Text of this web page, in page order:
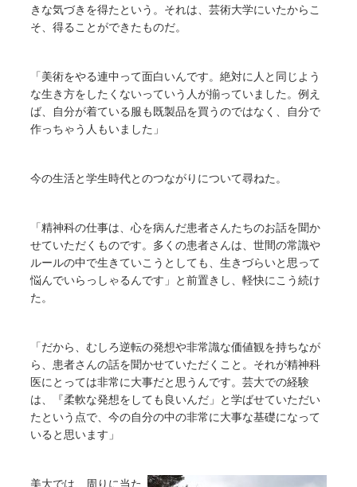
きな気づきを得たという。それは、芸術大学にいたからこ
そ、得ることができたものだ。
「美術をやる連中って面白いんです。絶対に人と同じよう
な生き方をしたくないっていう人が揃っていました。例え
ば、自分が着ている服も既製品を買うのではなく、自分で
作っちゃう人もいました」
今の生活と学生時代とのつながりについて尋ねた。
「精神科の仕事は、心を病んだ患者さんたちのお話を聞か
せていただくものです。多くの患者さんは、世間の常識や
ルールの中で生きていこうとしても、生きづらいと思って
悩んでいらっしゃるんです」と前置きし、軽快にこう続け
た。
「だから、むしろ逆転の発想や非常識な価値観を持ちなが
ら、患者さんの話を聞かせていただくこと。それが精神科
医にとっては非常に大事だと思うんです。芸大での経験
は、『柔軟な発想をしても良いんだ」と学ばせていただい
たという点で、今の自分の中の非常に大事な基礎になって
いると思います」
美大では、周りに当た